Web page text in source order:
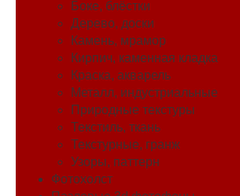
Боке, блёстки
Дерево, доски
Камень, мрамор
Кирпич, каменная кладка
Краска, акварель
Металл, индустриальные
Природные текстуры
Текстиль, ткань
Текстурные, гранж
Узоры, паттерн
Фотохолст